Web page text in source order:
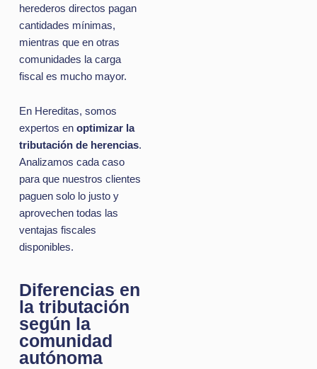
herederos directos pagan
cantidades mínimas,
mientras que en otras
comunidades la carga
fiscal es mucho mayor.
En Hereditas, somos
expertos en optimizar la
tributación de herencias.
Analizamos cada caso
para que nuestros clientes
paguen solo lo justo y
aprovechen todas las
ventajas fiscales
disponibles.
Diferencias en
la tributación
según la
comunidad
autónoma